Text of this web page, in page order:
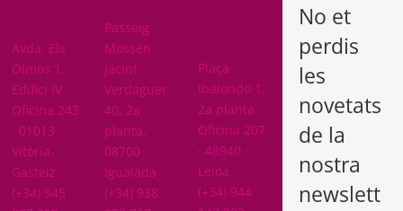
Avda. Els
Olmos 1,
Edifici IV
Oficina 243
· 01013
Vitòria-
Gasteiz
(+34) 945
Passeig
Mossén
Jacint
Verdaguer
40, 2a
planta.
08700 ·
Igualada
(+34) 938
Plaça
Ibaiondo 1,
2a planta
Oficina 207
· 48940 ·
Leioa
(+34) 944
No et
perdis
les
novetats
de la
nostra
newslett